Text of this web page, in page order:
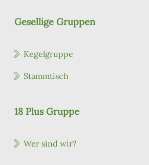
Gesellige Gruppen
Kegelgruppe
Stammtisch
18 Plus Gruppe
Wer sind wir?